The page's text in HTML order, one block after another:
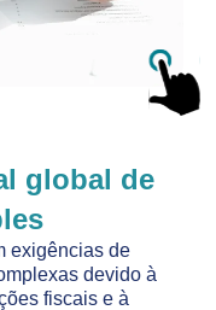
global de
exigências de
devido à
fiscais e à